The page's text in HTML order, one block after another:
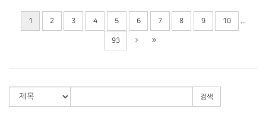
1 2 3 4 5 6 7 8 9 10 ...
93
검색